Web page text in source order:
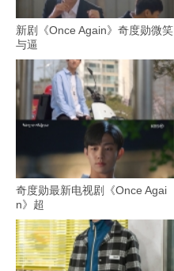
新剧《Once Again》奇度勋微笑
与逼
奇度勋最新电视剧《Once Agai
n》超